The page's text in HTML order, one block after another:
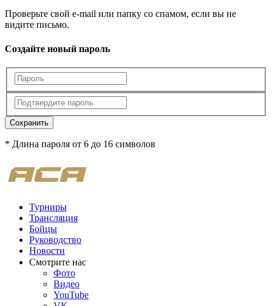
Проверьте свой e-mail или папку со спамом, если вы не
видите письмо.
Создайте новый пароль
Сохранить
* Длина пароля от 6 до 16 символов
Турниры
Трансляция
Бойцы
Руководство
Новости
Смотрите нас
Фото
Видео
YouTube